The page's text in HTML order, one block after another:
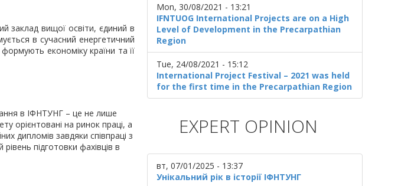
заклад вищої освіти, єдиний в
в сучасний енергетичний
економіку країни та її
в ІФНТУНГ – це не лише
орієнтовані на ринок праці, а
дипломів завдяки співпраці з
підготовки фахівців в
Mon, 30/08/2021 - 13:21
IFNTUOG International Projects are on a High
Level of Development in the Precarpathian
Region
Tue, 24/08/2021 - 15:12
International Project Festival – 2021 was held
for the first time in the Precarpathian Region
EXPERT OPINION
вт, 07/01/2025 - 13:37
Унікальний рік в історії ІФНТУНГ